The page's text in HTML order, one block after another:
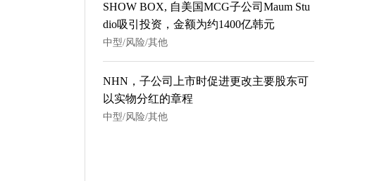
SHOW BOX, 自美国MCG子公司Maum Stu
dio吸引投资，金额为约1400亿韩元
中型/风险/其他
NHN，子公司上市时促进更改主要股东可
以实物分红的章程
中型/风险/其他